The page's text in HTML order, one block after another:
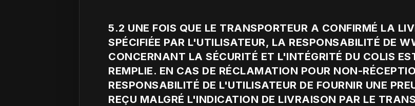
5.2 UNE FOIS QUE LE TRANSPORTEUR A CONFIRMÉ LA
SPÉCIFIÉE PAR L'UTILISATEUR, LA RESPONSABILITÉ DE
CONCERNANT LA SÉCURITÉ ET L'INTÉGRITÉ DU COLIS
REMPLIE. EN CAS DE RÉCLAMATION POUR NON-
RESPONSABILITÉ DE L'UTILISATEUR DE FOURNIR UNE
REÇU MALGRÉ L'INDICATION DE LIVRAISON PAR LE